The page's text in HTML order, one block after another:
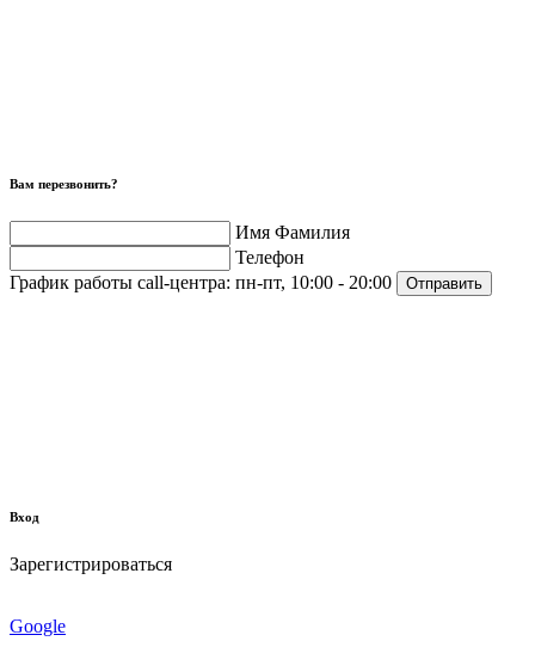
Вам перезвонить?
Имя Фамилия
Телефон
График работы call-центра: пн-пт, 10:00 - 20:00 Отправить
Вход
Зарегистрироваться
Google